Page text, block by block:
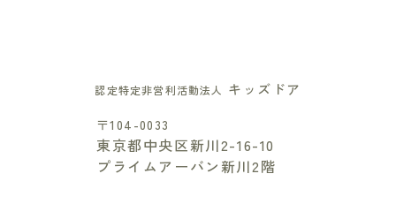
認定特定非営利活動法人 キッズドア
〒104-0033
東京都中央区新川2-16-10
プライムアーバン新川2階